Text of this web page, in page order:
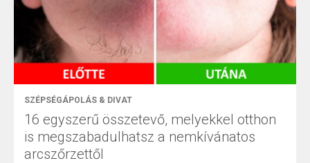
SZÉPSÉGÁPOLÁS & DIVAT
16 egyszerű összetevő, melyekkel otthon
is megszabadulhatsz a nemkívánatos
arcszőrzettől